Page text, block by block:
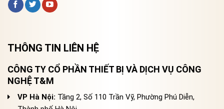
THÔNG TIN LIÊN HỆ
CÔNG TY CỔ PHẦN THIẾT BỊ VÀ DỊCH VỤ CÔNG
NGHỆ T&M
VP Hà Nội: Tầng 2, Số 110 Trần Vỹ, Phường Phú Diễn,